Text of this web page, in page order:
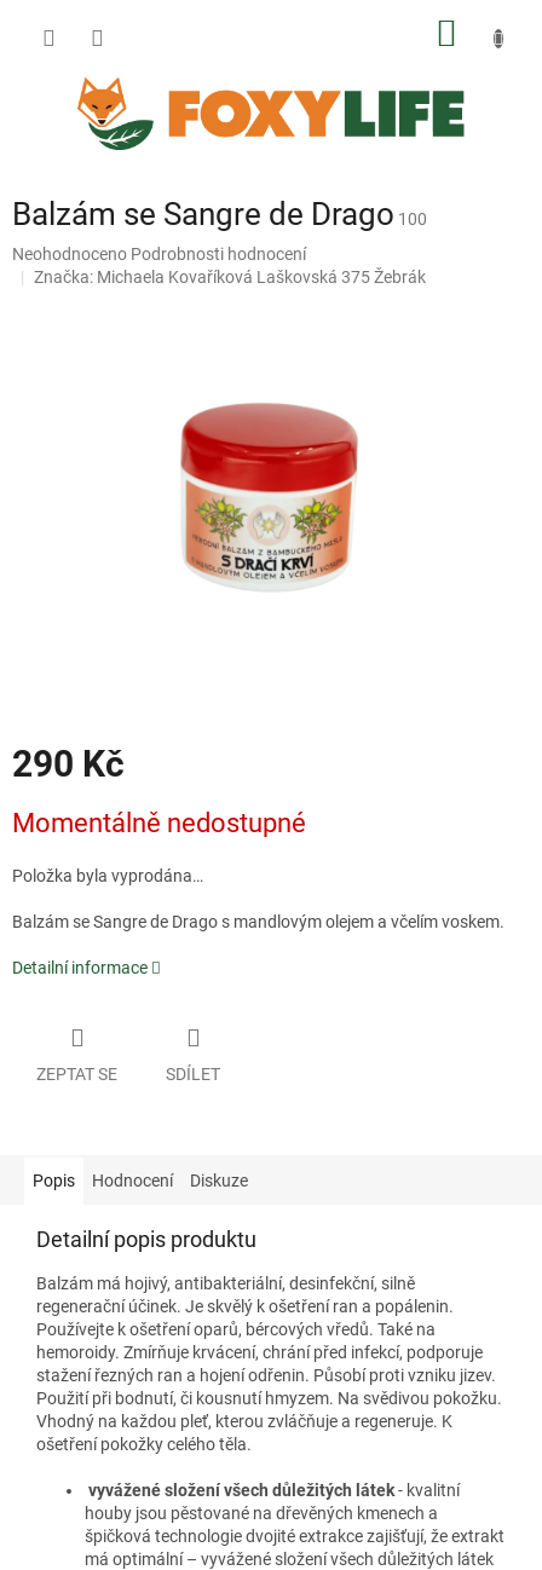
Balzám se Sangre de Drago 100
Průměrné
hodnocení
Neohodnoceno Podrobnosti hodnocení
Značka: Michaela Kovaříková Laškovská 375 Žebrák
290 Kč
cena:
Momentálně nedostupné
Položka byla vyprodána…
Balzám se Sangre de Drago s mandlovým olejem a včelím voskem.
Detailní informace
ZEPTAT SE SDÍLET
Popis Hodnocení Diskuze
Detailní popis produktu
Balzám má hojivý, antibakteriální, desinfekční, silně
regenerační účinek. Je skvělý k ošetření ran a popálenin.
Používejte k ošetření oparů, bércových vředů. Také na
hemoroidy. Zmírňuje krvácení, chrání před infekcí, podporuje
stažení řezných ran a hojení odřenin. Působí proti vzniku jizev.
Použití při bodnutí, či kousnutí hmyzem. Na svědivou pokožku.
Vhodný na každou pleť, kterou zvláčňuje a regeneruje. K
ošetření pokožky celého těla.
vyvážené složení všech důležitých látek- kvalitní
houby jsou pěstované na dřevěných kmenech a
špičková technologie dvojité extrakce zajišťují, že extrakt
má optimální – vyvážené složení všech důležitých látek